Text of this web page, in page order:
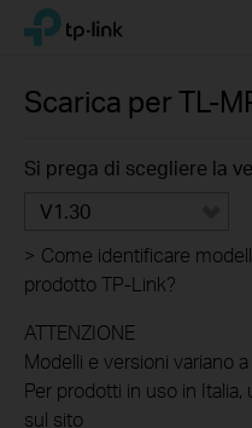
Click
navigation
TP-Link, Reliably Smart
Scarica perTL-
Si prega di scegliere la
V1.30
> Come identificare
prodotto TP-Link?
ATTENZIONE
Modelli e versioni variano
Per prodotti in uso in
sul sito